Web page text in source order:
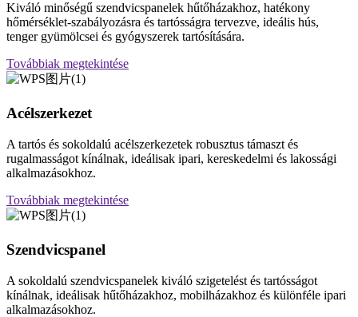
Kiváló minőségű szendvicspanelek hűtőházakhoz, hatékony
hőmérséklet-szabályozásra és tartósságra tervezve, ideális hús,
tenger gyümölcsei és gyógyszerek tartósítására.
Továbbiak megtekintése
Acélszerkezet
A tartós és sokoldalú acélszerkezetek robusztus támaszt és
rugalmasságot kínálnak, ideálisak ipari, kereskedelmi és lakossági
alkalmazásokhoz.
Továbbiak megtekintése
Szendvicspanel
A sokoldalú szendvicspanelek kiváló szigetelést és tartósságot
kínálnak, ideálisak hűtőházakhoz, mobilházakhoz és különféle ipari
alkalmazásokhoz.